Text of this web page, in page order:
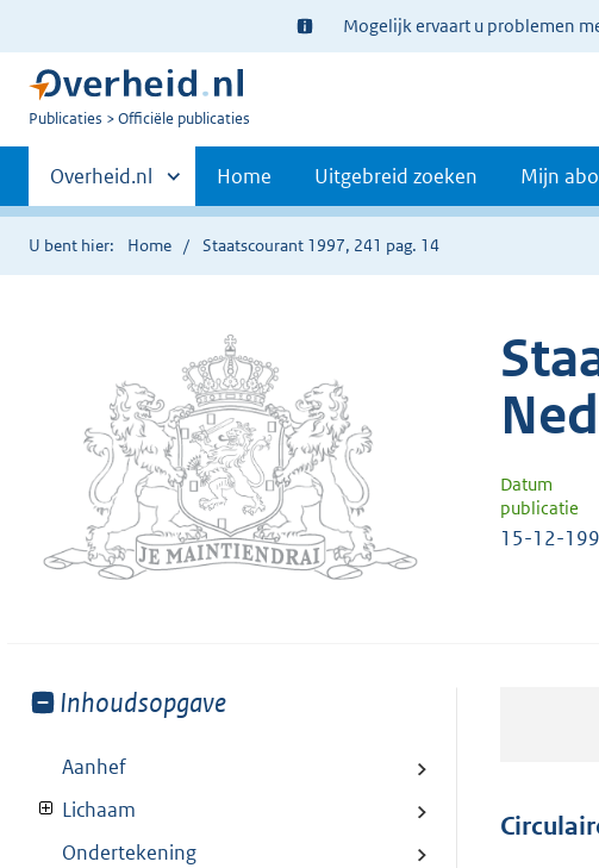
Ter
informatie:
Mogelijk ervaart u problemen
U
Publicaties Officiële publicaties
Primaire
navigatie
Andere
sites
binnen
Overheid.nl Home Uitgebreid zoeken Mijn
U bent hier: Home Staatscourant 1997, 241 pag. 14
Datum
publicatie
15-12-
Toon
van:
Inhoudsopgave
Aanhef
Lichaam
Ondertekening